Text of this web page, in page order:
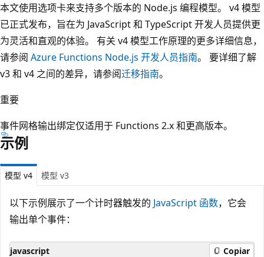
本文使用选项卡来支持多个版本的 Node.js 编程模型。 v4 模型
已正式发布，旨在为 JavaScript 和 TypeScript 开发人员提供更
为灵活和直观的体验。 有关 v4 模型工作原理的更多详细信息，
请参阅 Azure Functions Node.js 开发人员指南。 要详细了解
v3 和 v4 之间的差异，请参阅迁移指南。
重要
事件网格输出绑定仅适用于 Functions 2.x 和更高版本。
示例
模型 v4 模型 v3
以下示例展示了一个计时器触发的 JavaScript 函数，它会
输出单个事件：
javascript Copiar